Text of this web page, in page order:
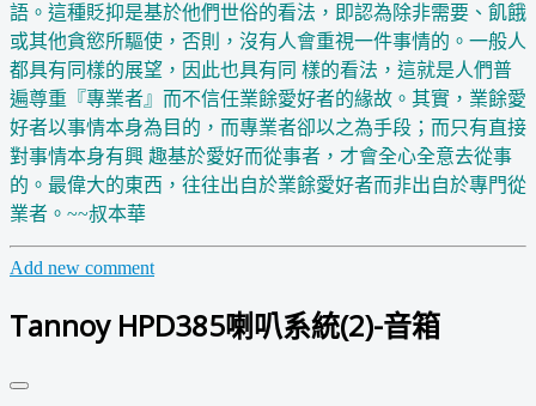
語。這種貶抑是基於他們世俗的看法，即認為除非需要、飢餓
或其他貪慾所驅使，否則，沒有人會重視一件事情的。一般人
都具有同樣的展望，因此也具有同 樣的看法，這就是人們普
遍尊重『專業者』而不信任業餘愛好者的緣故。其實，業餘愛
好者以事情本身為目的，而專業者卻以之為手段；而只有直接
對事情本身有興 趣基於愛好而從事者，才會全心全意去從事
的。最偉大的東西，往往出自於業餘愛好者而非出自於專門從
業者。~~叔本華
Add new comment
Tannoy HPD385喇叭系統(2)-音箱